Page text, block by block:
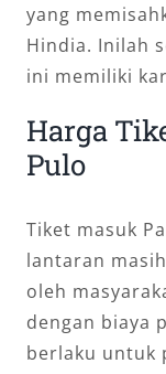
yang
Hindia. Inilah
ini memiliki
Harga
Pulo
Tiket masuk
lantaran
oleh
dengan biaya
berlaku untuk